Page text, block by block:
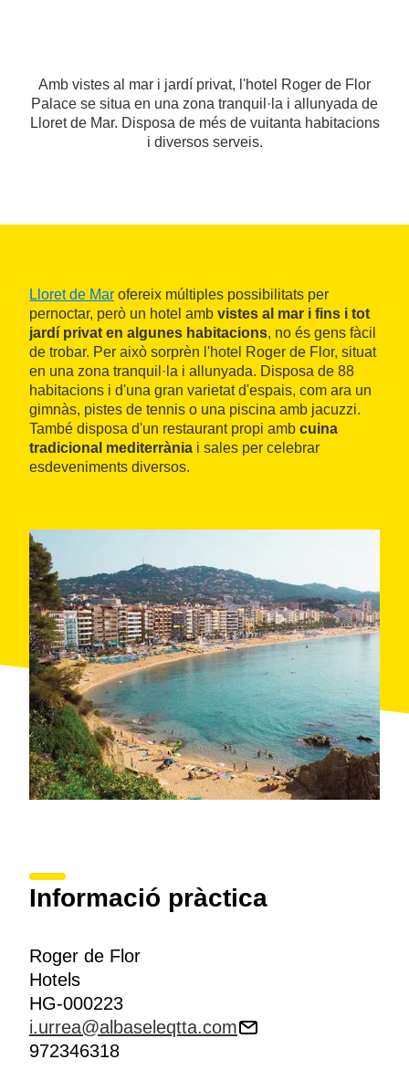
Amb vistes al mar i jardí privat, l'hotel Roger de Flor
Palace se situa en una zona tranquil·la i allunyada de
Lloret de Mar. Disposa de més de vuitanta habitacions
i diversos serveis.
Lloret de Mar ofereix múltiples possibilitats per
pernoctar, però un hotel amb vistes al mar i fins i tot
jardí privat en algunes habitacions, no és gens fàcil
de trobar. Per això sorprèn l'hotel Roger de Flor, situat
en una zona tranquil·la i allunyada. Disposa de 88
habitacions i d'una gran varietat d'espais, com ara un
gimnàs, pistes de tennis o una piscina amb jacuzzi.
També disposa d'un restaurant propi amb cuina
tradicional mediterrània i sales per celebrar
esdeveniments diversos.
Informació pràctica
Roger de Flor
Hotels
HG-000223
i.urrea@albaseleqtta.com
972346318